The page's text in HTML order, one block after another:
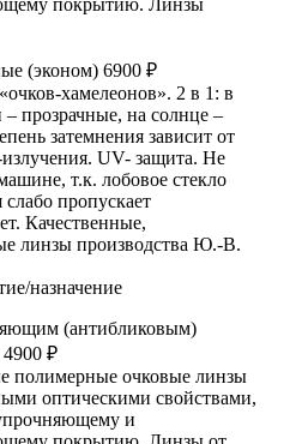
покрытию. Линзы
(эконом) 6900 ₽
хамелеонов». 2 в 1: в
прозрачные, на солнце –
затемнения зависит от
UV- защита. Не
т.к. лобовое стекло
пропускает
Качественные,
линзы производства Ю.-В.
назначение
(антибликовым)
4900 ₽
полимерные очковые линзы
оптическими свойствами,
и